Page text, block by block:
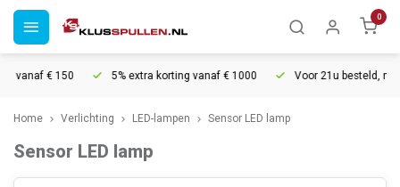
0
vanaf € 150 5% extra korting vanaf € 1000 Voor 21u besteld,
Home Verlichting LED-lampen Sensor LED lamp
Sensor LED lamp